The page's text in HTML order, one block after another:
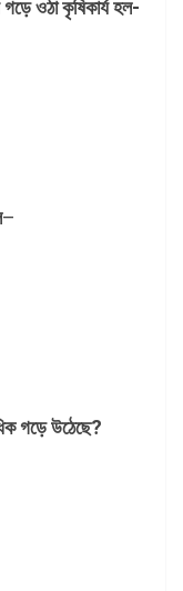
ওঠা কৃষিকার্য হল-
–
গড়ে উঠেছে?